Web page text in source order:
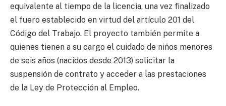
equivalente al tiempo de la licencia, una vez finalizado
el fuero establecido en virtud del artículo 201 del
Código del Trabajo. El proyecto también permite a
quienes tienen a su cargo el cuidado de niños menores
de seis años (nacidos desde 2013) solicitar la
suspensión de contrato y acceder a las prestaciones
de la Ley de Protección al Empleo.